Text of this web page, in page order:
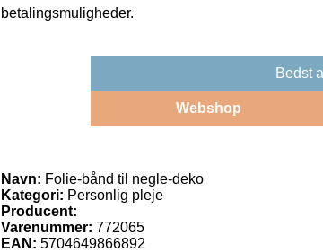
betalingsmuligheder.
Bedst
Webshop
Navn: Folie-bånd til negle-deko
Kategori: Personlig pleje
Producent:
Varenummer: 772065
EAN: 5704649866892